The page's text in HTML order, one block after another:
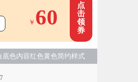
￥ 60
点
击
领
券
底色内容红色黄色简约样式